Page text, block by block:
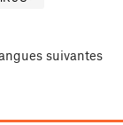
suivantes